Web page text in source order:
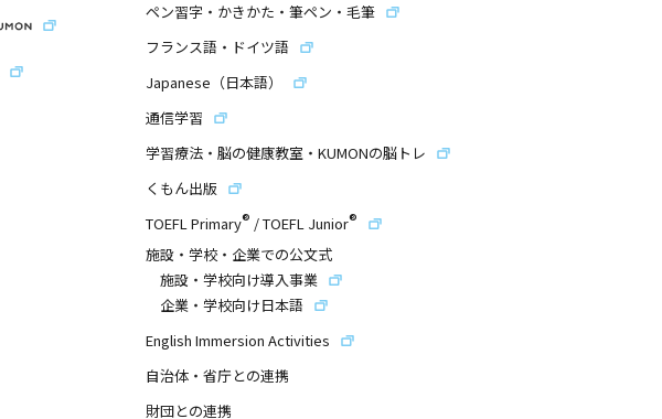
ペン習字・かきかた・筆ペン・毛筆
フランス語・ドイツ語
Japanese（日本語）
通信学習
学習療法・脳の健康教室・KUMONの脳トレ
くもん出版
TOEFL Primary® /TOEFL Junior®
施設・学校・企業での公文式
施設・学校向け導入事業
企業・学校向け日本語
English Immersion Activities
自治体・省庁との連携
財団との連携